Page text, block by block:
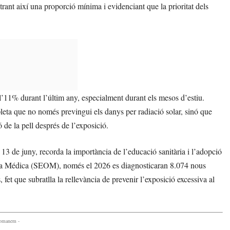
així una proporció mínima i evidenciant que la prioritat dels
durant l’últim any, especialment durant els mesos d’estiu.
que no només previngui els danys per radiació solar, sinó que
la pell després de l’exposició.
de juny, recorda la importància de l’educació sanitària i l’adopció
(SEOM), només el 2026 es diagnosticaran 8.074 nous
que subratlla la rellevància de prevenir l’exposició excessiva al
-